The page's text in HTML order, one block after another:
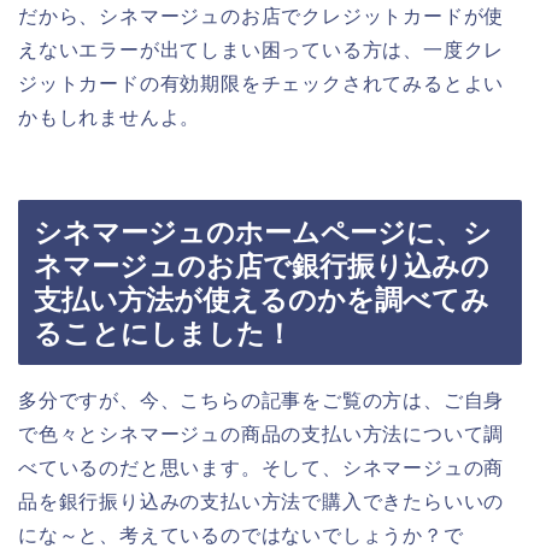
だから、シネマージュのお店でクレジットカードが使
えないエラーが出てしまい困っている方は、一度クレ
ジットカードの有効期限をチェックされてみるとよい
かもしれませんよ。
シネマージュのホームページに、シ
ネマージュのお店で銀行振り込みの
支払い方法が使えるのかを調べてみ
ることにしました！
多分ですが、今、こちらの記事をご覧の方は、ご自身
で色々とシネマージュの商品の支払い方法について調
べているのだと思います。そして、シネマージュの商
品を銀行振り込みの支払い方法で購入できたらいいの
にな～と、考えているのではないでしょうか？で